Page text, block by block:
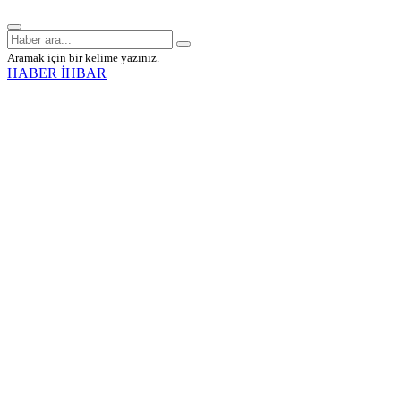
Aramak için bir kelime yazınız.
HABER İHBAR